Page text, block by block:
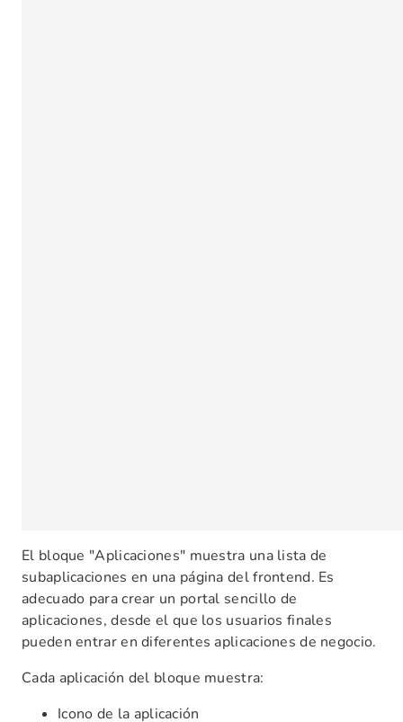
El bloque "Aplicaciones" muestra una lista de
subaplicaciones en una página del frontend. Es
adecuado para crear un portal sencillo de
aplicaciones, desde el que los usuarios finales
pueden entrar en diferentes aplicaciones de negocio.
Cada aplicación del bloque muestra:
Icono de la aplicación